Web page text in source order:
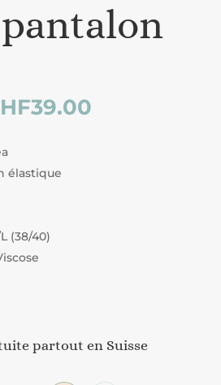
:
39.00
élastique
(38/40)
partout en Suisse